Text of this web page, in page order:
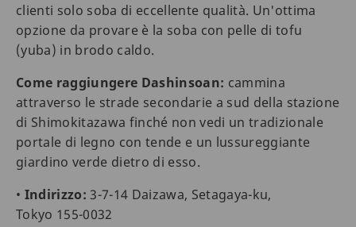
clienti solo soba di eccellente qualità. Un'ottima
opzione da provare è la soba con pelle di tofu
(yuba) in brodo caldo.
Come raggiungere Dashinsoan: cammina
attraverso le strade secondarie a sud della stazione
di Shimokitazawa finché non vedi un tradizionale
portale di legno con tende e un lussureggiante
giardino verde dietro di esso.
• Indirizzo: 3-7-14 Daizawa, Setagaya-ku,
Tokyo 155-0032